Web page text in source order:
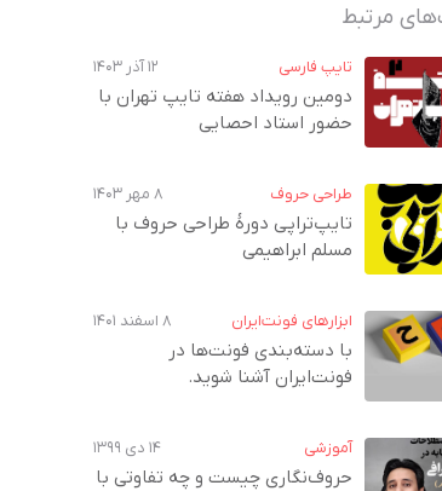
مرتبط
تایپ فارسی ۱۲ آذر ۱۴۰۳
دومین رویداد هفته‌ تایپ تهران با
حضور استاد احصایی
طراحی حروف ۸ مهر ۱۴۰۳
تایپ‌تراپی دورهٔ طراحی حروف با
مسلم ابراهیمی
ابزارهای فونت‌ایران ۸ اسفند ۱۴۰۱
با دسته‌بندی فونت‌ها در
فونت‌ایران آشنا شوید.
آموزشی ۱۴ دی ۱۳۹۹
حروف‌نگاری چیست و چه تفاوتی با